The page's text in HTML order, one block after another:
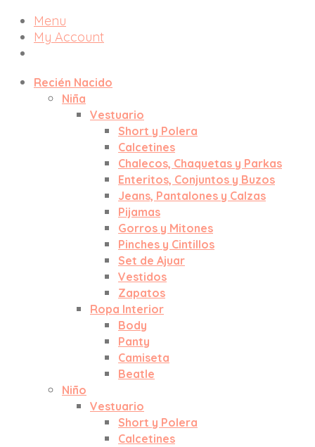
Menu
My Account
Recién Nacido
Niña
Vestuario
Short y Polera
Calcetines
Chalecos, Chaquetas y Parkas
Enteritos, Conjuntos y Buzos
Jeans, Pantalones y Calzas
Pijamas
Gorros y Mitones
Pinches y Cintillos
Set de Ajuar
Vestidos
Zapatos
Ropa Interior
Body
Panty
Camiseta
Beatle
Niño
Vestuario
Short y Polera
Calcetines